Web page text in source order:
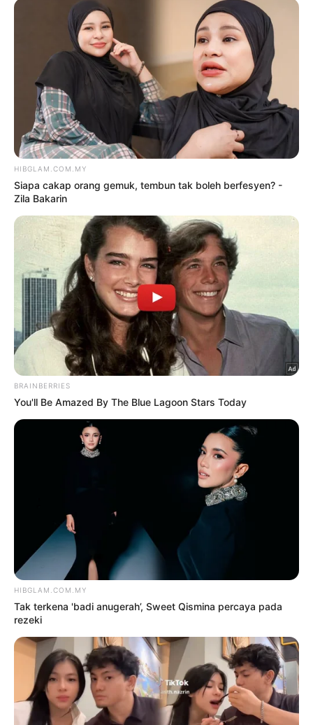
Siapa cakap orang gemuk,
tembun tak boleh berfesyen? –
Zila Bakarin
9 Ogos 2026
Goyang ‘terlampau’, Baby Shima
kena hentam lagi
9 Ogos 2026
Fify Azmi ada kekasih baharu?
TRENDING
1
Kasihan Aisha Retno, cakap
Indonesia pun kena kecam
2 Ogos 2026
2
‘Tak pakai susuk, masih lelaki
tulen’ – Rashdan Baba kongsi tip
Siti Nurhaliza sebak, Noraniza
Idris ‘seram’ duet Hati Kama
5 Ogos 2026
4
hadiri sesi kaunseling – Bella
4 Ogos 2026
5
‘Tak takut bekerjasama dengan
Aliff, saya pun pendosa’
5 Ogos 2026